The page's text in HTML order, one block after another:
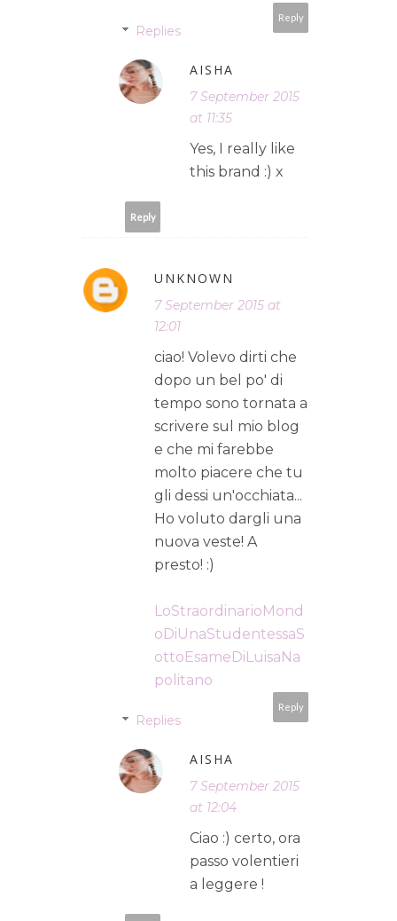
Reply
Replies
AISHA
7 September 2015
at 11:35
Yes, I really like
this brand :) x
Reply
UNKNOWN
7 September 2015 at
12:01
ciao! Volevo dirti che
dopo un bel po' di
tempo sono tornata a
scrivere sul mio blog
e che mi farebbe
molto piacere che tu
gli dessi un'occhiata...
Ho voluto dargli una
nuova veste! A
presto! :)
LoStraordinarioMond
oDiUnaStudentessaS
ottoEsameDiLuisaNa
politano
Reply
Replies
AISHA
7 September 2015
at 12:04
Ciao :) certo, ora
passo volentieri
a leggere !